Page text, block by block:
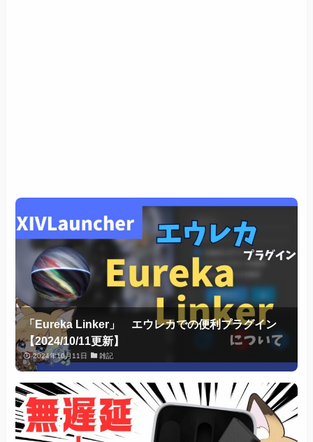
「Eureka Linker」 エウレカでの便利プラグイン
【2024/10/11更新】
2024年10月11日 雑記